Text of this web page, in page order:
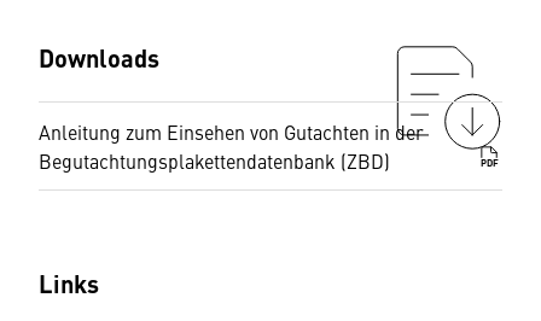
Downloads
Anleitung zum Einsehen von Gutachten in der
Begutachtungsplakettendatenbank (ZBD)
PDF
Links